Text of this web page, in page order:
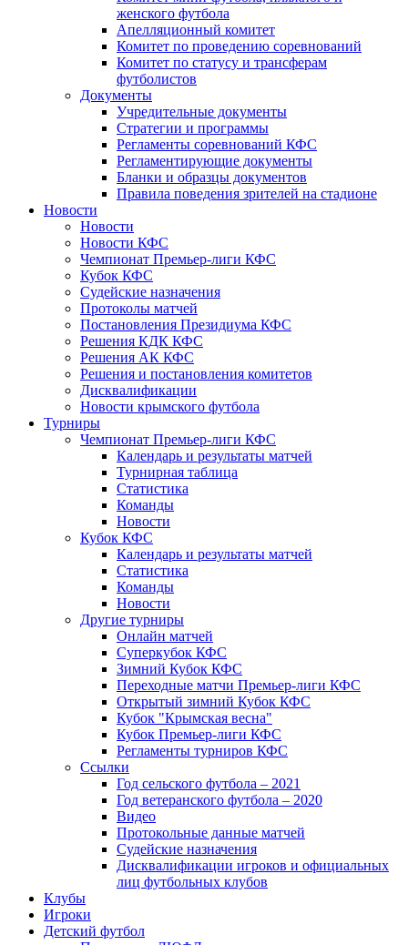
женского футбола
Апелляционный комитет
Комитет по проведению соревнований
Комитет по статусу и трансферам
футболистов
Документы
Учредительные документы
Стратегии и программы
Регламенты соревнований КФС
Регламентирующие документы
Бланки и образцы документов
Правила поведения зрителей на стадионе
Новости
Новости
Новости КФС
Чемпионат Премьер-лиги КФС
Кубок КФС
Судейские назначения
Протоколы матчей
Постановления Президиума КФС
Решения КДК КФС
Решения АК КФС
Решения и постановления комитетов
Дисквалификации
Новости крымского футбола
Турниры
Чемпионат Премьер-лиги КФС
Календарь и результаты матчей
Турнирная таблица
Статистика
Команды
Новости
Кубок КФС
Календарь и результаты матчей
Статистика
Команды
Новости
Другие турниры
Онлайн матчей
Суперкубок КФС
Зимний Кубок КФС
Переходные матчи Премьер-лиги КФС
Открытый зимний Кубок КФС
Кубок "Крымская весна"
Кубок Премьер-лиги КФС
Регламенты турниров КФС
Ссылки
Год сельского футбола – 2021
Год ветеранского футбола – 2020
Видео
Протокольные данные матчей
Судейские назначения
Дисквалификации игроков и официальных
лиц футбольных клубов
Клубы
Игроки
Детский футбол